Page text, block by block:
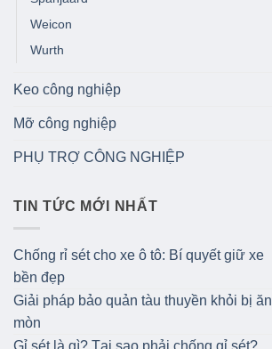
Weicon
Wurth
Keo công nghiệp
Mỡ công nghiệp
PHỤ TRỢ CÔNG NGHIỆP
TIN TỨC MỚI NHẤT
Chống rỉ sét cho xe ô tô: Bí quyết giữ xe
bền đẹp
Giải pháp bảo quản tàu thuyền khỏi bị ăn
mòn
Gỉ sét là gì? Tại sao phải chống gỉ sét?